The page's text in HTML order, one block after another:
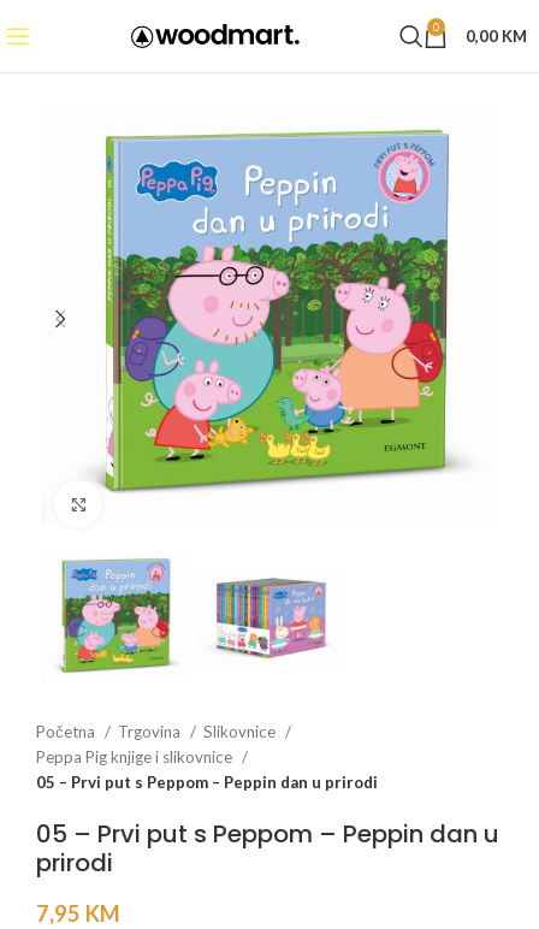
0 0,00 KM
Početna Trgovina
Slikovnice
Peppa Pig knjige i slikovnice
05 – Prvi put s Peppom – Peppin dan u prirodi
05 – Prvi put s Peppom – Peppin dan u
prirodi
7,95 KM